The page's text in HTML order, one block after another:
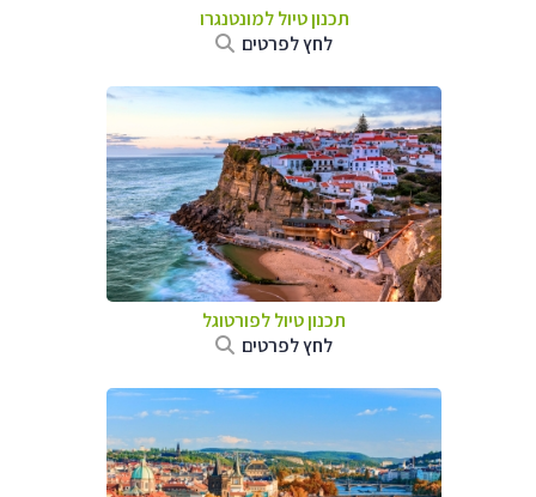
תכנון טיול למונטנגרו
לחץ לפרטים
תכנון טיול לפורטוגל
לחץ לפרטים